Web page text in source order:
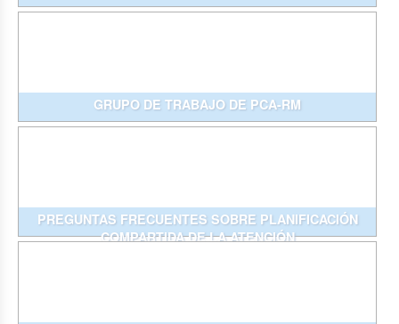
GRUPO DE TRABAJO DE PCA-RM
PREGUNTAS FRECUENTES SOBRE PLANIFICACIÓN
COMPARTIDA DE LA ATENCIÓN